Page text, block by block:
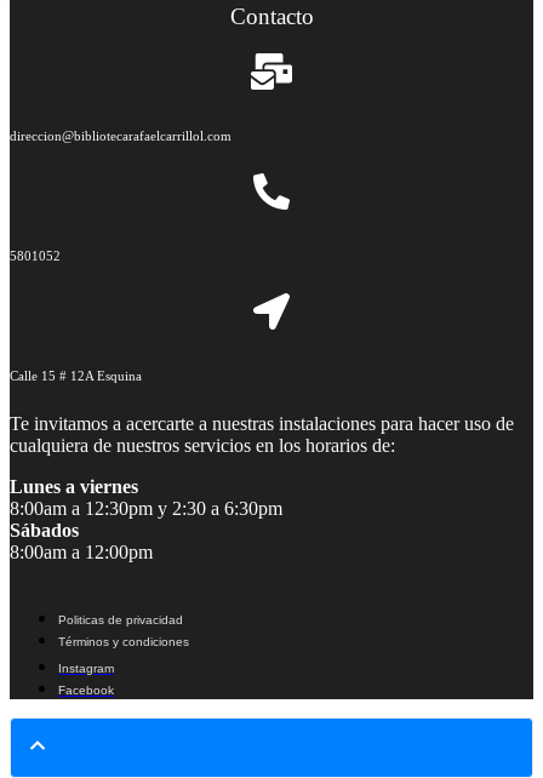
Contacto
direccion@bibliotecarafaelcarrillol.com
5801052
Calle 15 # 12A Esquina
Te invitamos a acercarte a nuestras instalaciones para hacer uso de
cualquiera de nuestros servicios en los horarios de:
Lunes a viernes
8:00am a 12:30pm y 2:30 a 6:30pm
Sábados
8:00am a 12:00pm
Politicas de privacidad
Términos y condiciones
Instagram
Facebook